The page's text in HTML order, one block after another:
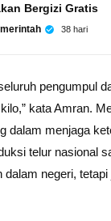
Bergizi Gratis
38 hari
pengumpul
kata Amran.
dalam menjaga
telur nasional
dalam negeri,